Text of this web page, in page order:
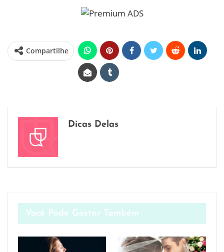
Compartilhe
Dicas Delas
Você Pode Gostar Também